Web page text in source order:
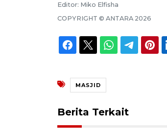
Editor: Miko Elfisha
COPYRIGHT © ANTARA 2026
MASJID
Berita Terkait